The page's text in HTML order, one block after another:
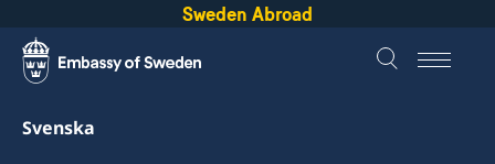
Sweden Abroad
Svenska